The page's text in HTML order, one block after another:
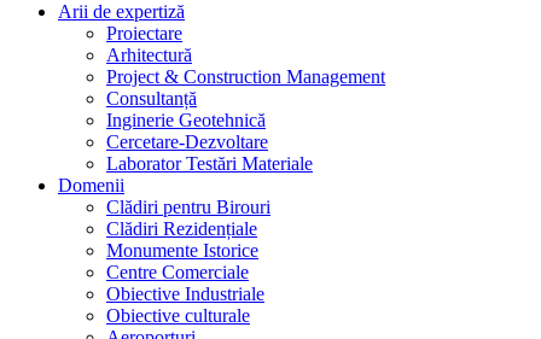
Arii de expertiză
Proiectare
Arhitectură
Project & Construction Management
Consultanță
Inginerie Geotehnică
Cercetare-Dezvoltare
Laborator Testări Materiale
Domenii
Clădiri pentru Birouri
Clădiri Rezidențiale
Monumente Istorice
Centre Comerciale
Obiective Industriale
Obiective culturale